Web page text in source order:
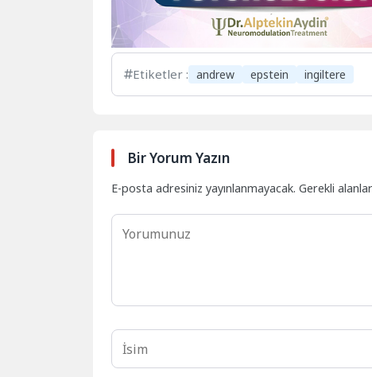
Etiketler : andrew epstein ingiltere
Bir Yorum Yazın
E-posta adresiniz yayınlanmayacak. Gerekli